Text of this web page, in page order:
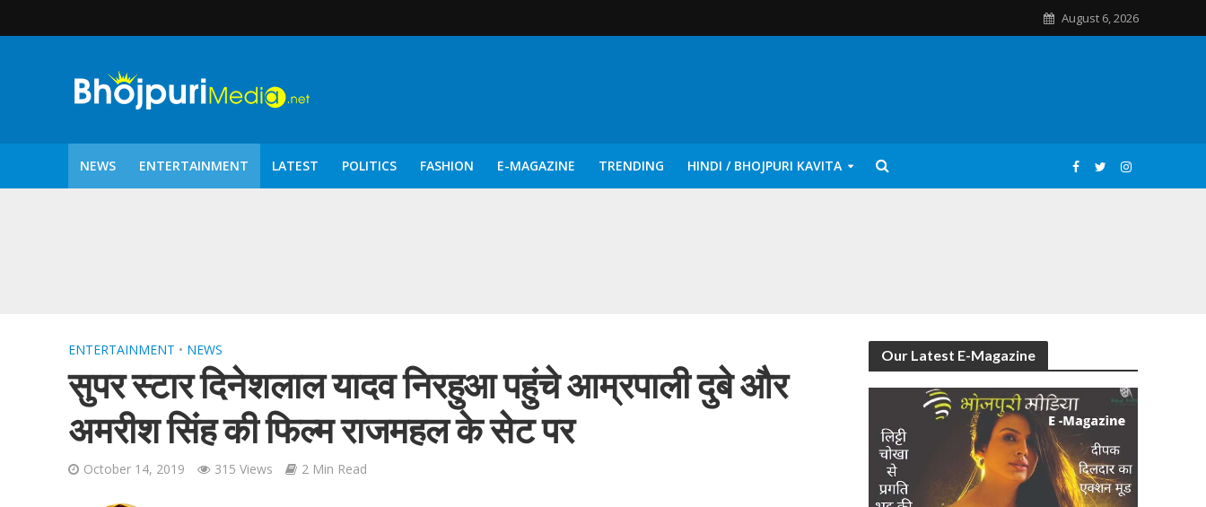
August 6, 2026
NEWS ENTERTAINMENT LATEST POLITICS FASHION E-MAGAZINE TRENDING HINDI / BHOJPURI KAVITA
ENTERTAINMENT • NEWS
सुपर स्‍टार दिनेशलाल यादव निरहुआ पहुंचे आम्रपाली दुबे और
अमरीश सिंह की फिल्‍म राजमहल के सेट पर
October 14, 2019 315 Views 2 Min Read
Our Latest E-Magazine